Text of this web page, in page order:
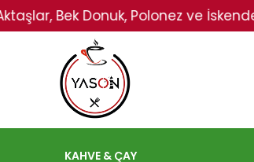
Bek Donuk, Polonez ve
KAHVE & ÇAY